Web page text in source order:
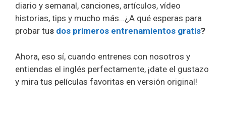
diario y semanal, canciones, artículos, vídeo
historias, tips y mucho más…¿A qué esperas para
probar tus dos primeros entrenamientos gratis?
Ahora, eso sí, cuando entrenes con nosotros y
entiendas el inglés perfectamente, ¡date el gustazo
y mira tus películas favoritas en versión original!